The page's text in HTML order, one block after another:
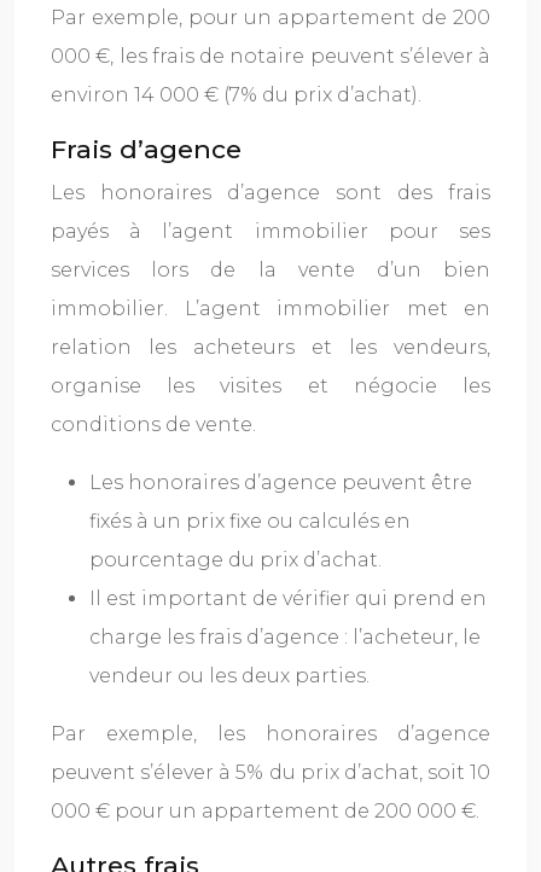
Par exemple, pour un appartement de 200
000 €, les frais de notaire peuvent s’élever à
environ 14 000 € (7% du prix d’achat).
Frais d’agence
Les honoraires d’agence sont des frais
payés à l’agent immobilier pour ses
services lors de la vente d’un bien
immobilier. L’agent immobilier met en
relation les acheteurs et les vendeurs,
organise les visites et négocie les
conditions de vente.
Les honoraires d’agence peuvent être
fixés à un prix fixe ou calculés en
pourcentage du prix d’achat.
Il est important de vérifier qui prend en
charge les frais d’agence : l’acheteur, le
vendeur ou les deux parties.
Par exemple, les honoraires d’agence
peuvent s’élever à 5% du prix d’achat, soit 10
000 € pour un appartement de 200 000 €.
Autres frais